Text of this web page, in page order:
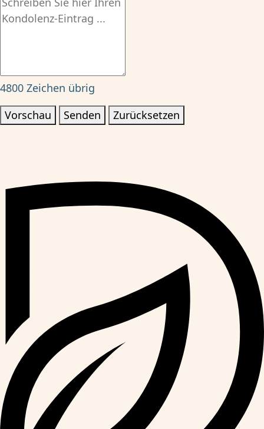
4800 Zeichen übrig
Vorschau
Senden Zurücksetzen